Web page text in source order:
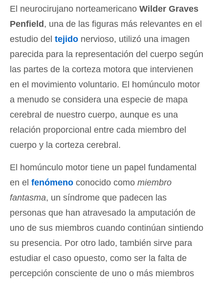
El neurocirujano norteamericano Wilder Graves
Penfield , una de las figuras más relevantes en el
estudio del tejido nervioso, utilizó una imagen
parecida para la representación del cuerpo según
las partes de la corteza motora que intervienen
en el movimiento voluntario. El homúnculo motor
a menudo se considera una especie de mapa
cerebral de nuestro cuerpo, aunque es una
relación proporcional entre cada miembro del
cuerpo y la corteza cerebral.
El homúnculo motor tiene un papel fundamental
en el fenómeno conocido como miembro
fantasma, un síndrome que padecen las
personas que han atravesado la amputación de
uno de sus miembros cuando continúan sintiendo
su presencia. Por otro lado, también sirve para
estudiar el caso opuesto, como ser la falta de
percepción consciente de uno o más miembros